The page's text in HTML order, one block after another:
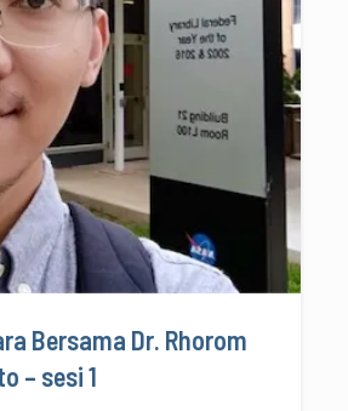
Bersama Dr. Rhorom
– sesi 1